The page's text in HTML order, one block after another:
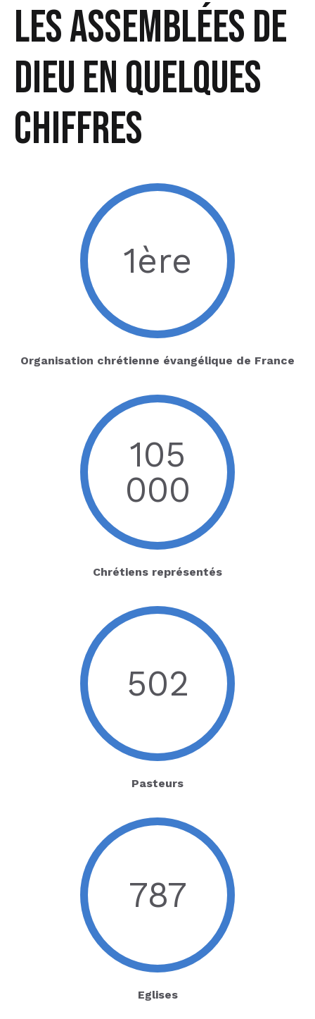
Les Assemblées de
Dieu en quelques
chiffres
1ère
Organisation chrétienne évangélique de France
105
000
Chrétiens représentés
502
Pasteurs
787
Eglises